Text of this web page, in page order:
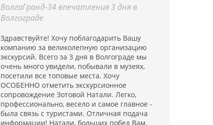
ВолгаГранд-34 впечатления 3 дня в
Волгограде
Здравствуйте! Хочу поблагодарить Вашу
компанию за великолепную организацию
экскурсий. Всего за 3 дня в Волгограде мы
очень много увидели, побывали в музеях,
посетили все топовые места. Хочу
ОСОБЕННО отметить экскурсионное
сопровождение Зотовой Натали. Легко,
профессионально, весело и самое главное -
была связь с туристами. Отличная подача
информации! Натали, больших побед Вам,